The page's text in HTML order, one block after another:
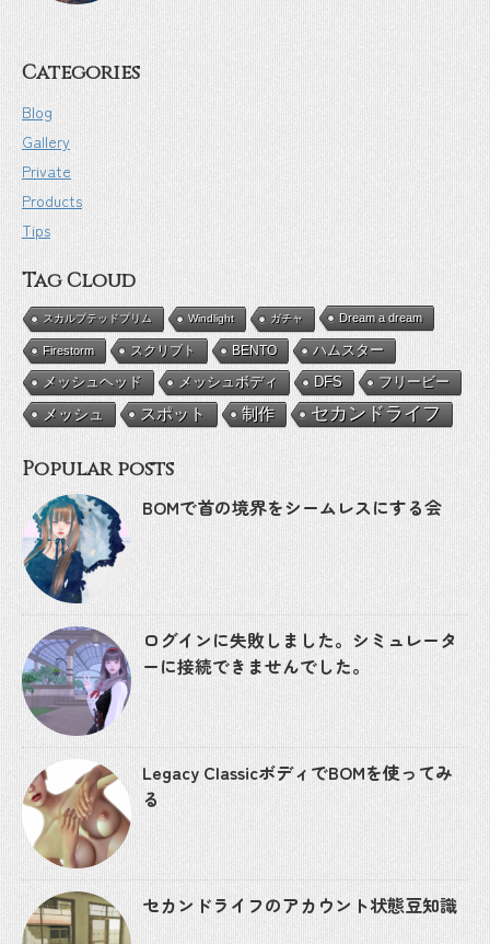
Categories
Blog
Gallery
Private
Products
Tips
Tag Cloud
スカルプテッドプリム Windlight ガチャ Dream a dream
Firestorm スクリプト BENTO ハムスター
メッシュヘッド メッシュボディ DFS フリービー
メッシュ スポット 制作 セカンドライフ
Popular posts
BOMで首の境界をシームレスにする会
ログインに失敗しました。シミュレータ
ーに接続できませんでした。
Legacy ClassicボディでBOMを使ってみ
る
セカンドライフのアカウント状態豆知識